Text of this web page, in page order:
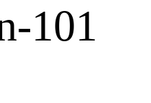
101